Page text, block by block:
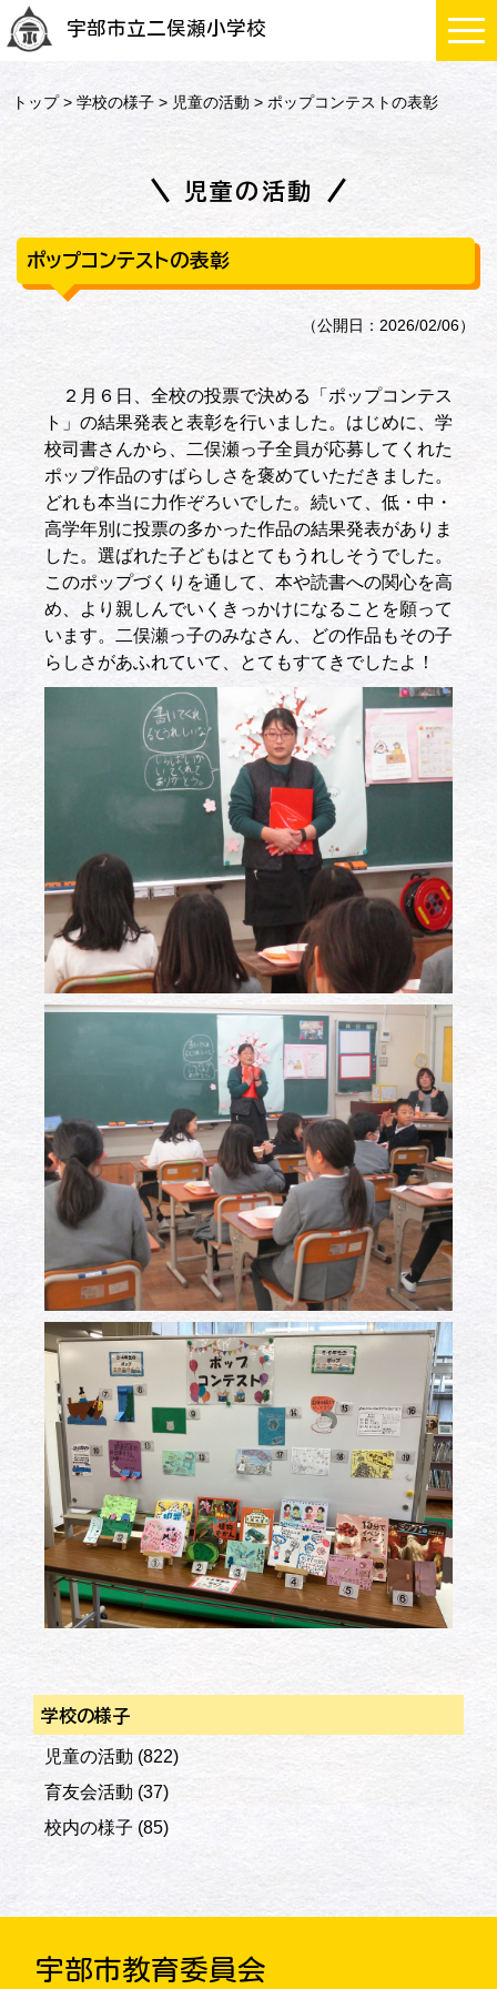
宇部市立二俣瀬小学校
トップ>学校の様子 > 児童の活動 > ポップコンテストの表彰
児童の活動
ポップコンテストの表彰
（公開日：2026/02/06）
２月６日、全校の投票で決める「ポップコンテス
ト」の結果発表と表彰を行いました。はじめに、学
校司書さんから、二俣瀬っ子全員が応募してくれた
ポップ作品のすばらしさを褒めていただきました。
どれも本当に力作ぞろいでした。続いて、低・中・
高学年別に投票の多かった作品の結果発表がありま
した。選ばれた子どもはとてもうれしそうでした。
このポップづくりを通して、本や読書への関心を高
め、より親しんでいくきっかけになることを願って
います。二俣瀬っ子のみなさん、どの作品もその子
らしさがあふれていて、とてもすてきでしたよ！
学校の様子
児童の活動 (822)
育友会活動 (37)
校内の様子 (85)
宇部市教育委員会